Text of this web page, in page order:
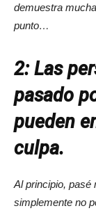
demuestra
punto…
2: Las
pasado
pueden
culpa.
Al principio, pasé
simplemente no